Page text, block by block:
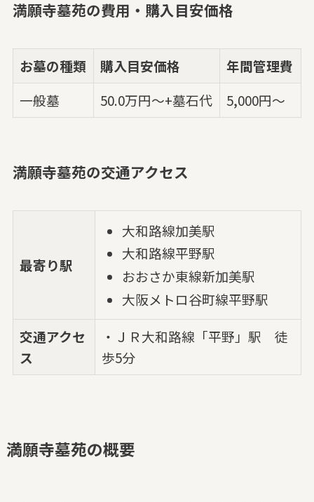
満願寺墓苑の費用・購入目安価格
お墓の種類 購入目安価格
年間管理費
一般墓
50.0万円～+墓石代 5,000円〜
満願寺墓苑の交通アクセス
最寄り駅
大和路線加美駅
大和路線平野駅
おおさか東線新加美駅
大阪メトロ谷町線平野駅
交通アクセ
ス
・ＪＲ大和路線「平野」駅 徒
歩5分
満願寺墓苑の概要